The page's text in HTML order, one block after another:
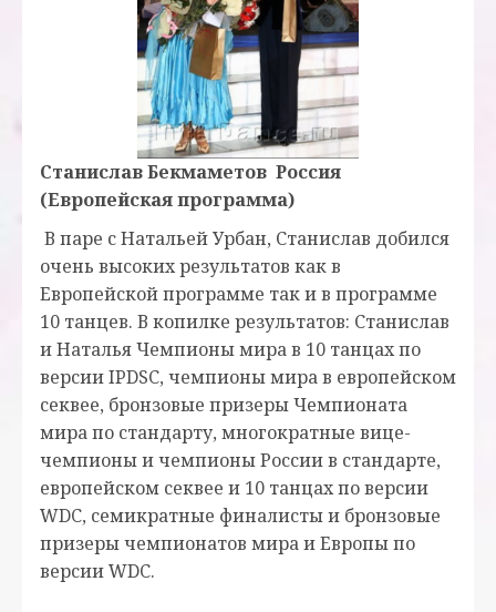
Станислав Бекмаметов Россия
(Европейская программа)
В паре с Натальей Урбан, Станислав добился
очень высоких результатов как в
Европейской программе так и в программе
10 танцев. В копилке результатов: Станислав
и Наталья Чемпионы мира в 10 танцах по
версии IPDSC, чемпионы мира в европейском
секвее, бронзовые призеры Чемпионата
мира по стандарту, многократные вице-
чемпионы и чемпионы России в стандарте,
европейском секвее и 10 танцах по версии
WDC, семикратные финалисты и бронзовые
призеры чемпионатов мира и Европы по
версии WDC.